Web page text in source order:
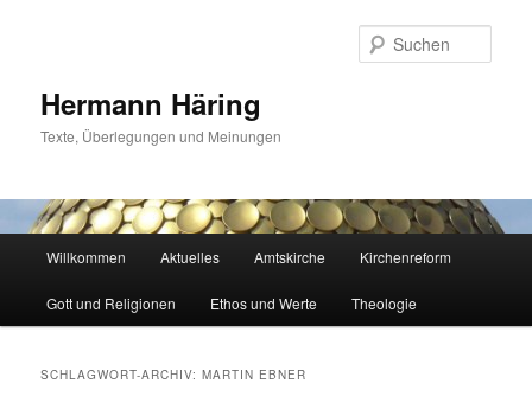
Hermann Häring
Texte, Überlegungen und Meinungen
Willkommen Aktuelles Amtskirche Kirchenreform
Gott und Religionen Ethos und Werte Theologie
SCHLAGWORT-ARCHIV:MARTIN EBNER